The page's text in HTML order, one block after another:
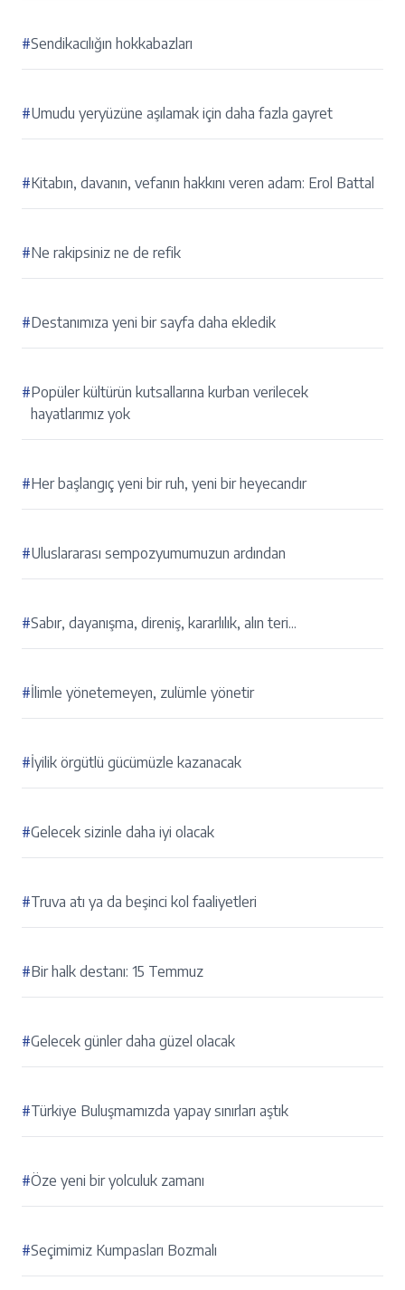
#Sendikacılığın hokkabazları
#Umudu yeryüzüne aşılamak için daha fazla gayret
#Kitabın, davanın, vefanın hakkını veren adam: Erol Battal
#Ne rakipsiniz ne de refik
#Destanımıza yeni bir sayfa daha ekledik
#Popüler kültürün kutsallarına kurban verilecek
hayatlarımız yok
#Her başlangıç yeni bir ruh, yeni bir heyecandır
#Uluslararası sempozyumumuzun ardından
#Sabır, dayanışma, direniş, kararlılık, alın teri...
#İlimle yönetemeyen, zulümle yönetir
#İyilik örgütlü gücümüzle kazanacak
#Gelecek sizinle daha iyi olacak
#Truva atı ya da beşinci kol faaliyetleri
#Bir halk destanı: 15 Temmuz
#Gelecek günler daha güzel olacak
#Türkiye Buluşmamızda yapay sınırları aştık
#Öze yeni bir yolculuk zamanı
#Seçimimiz Kumpasları Bozmalı